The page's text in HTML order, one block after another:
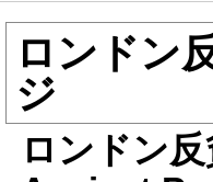
ロンドン
ジ
ロンドン